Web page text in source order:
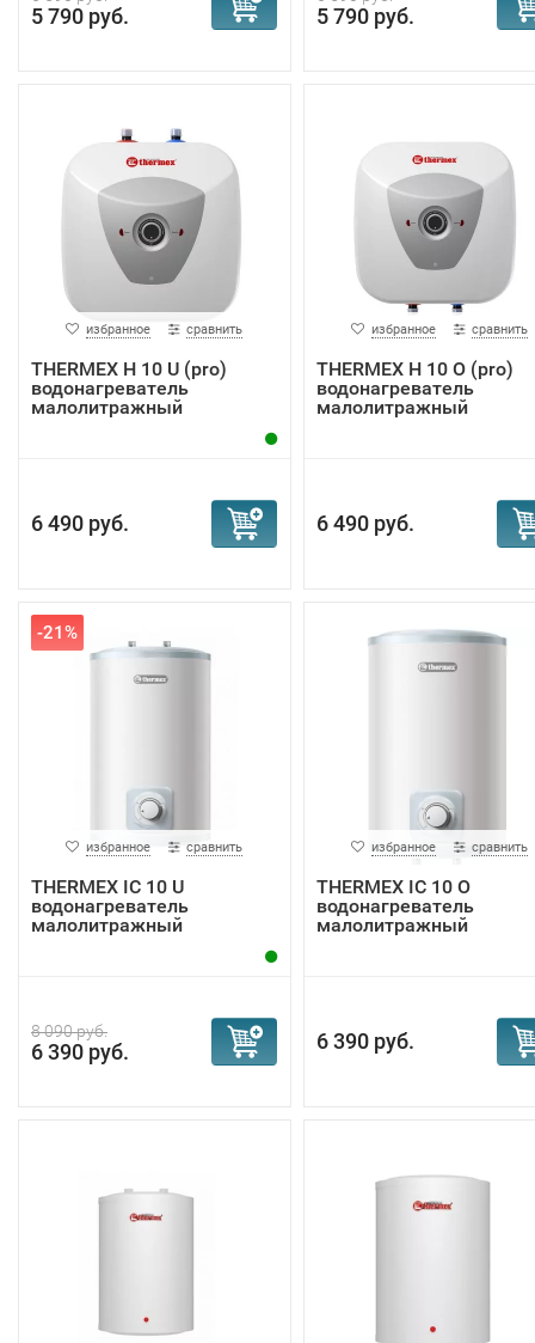
5 790 руб. 5 790 руб.
избранное сравнить
THERMEX H 10 U (pro)
водонагреватель
малолитражный
6 490 руб.
избранное сравнить
THERMEX H 10 O (pro)
водонагреватель
малолитражный
6 490 руб.
-21%
избранное сравнить
THERMEX IC 10 U
водонагреватель
малолитражный
8 090 руб.
6 390 руб.
избранное сравнить
THERMEX IC 10 O
водонагреватель
малолитражный
6 390 руб.